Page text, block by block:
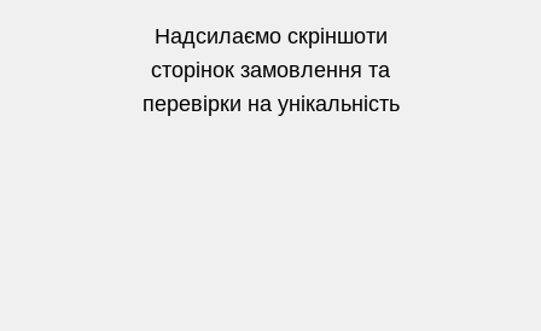
Надсилаємо скріншоти
сторінок замовлення та
перевірки на унікальність